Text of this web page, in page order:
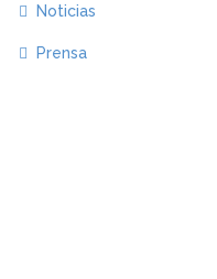
Noticias
Prensa